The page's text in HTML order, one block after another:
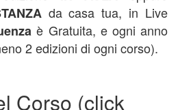
da casa tua, in Live
è Gratuita, e ogni anno
2 edizioni di ogni corso).
Corso (click